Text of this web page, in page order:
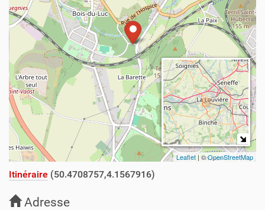
Leaflet | ©OpenStreetMap
Itinéraire (50.4708757,4.1567916)
Adresse